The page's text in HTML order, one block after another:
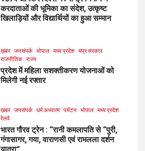
करदाताओं की भूमिका का संदेश, उत्कृष्ट
खिलाड़ियों और विद्यार्थियों का हुआ सम्मान
ख़बर जनसंपर्क भोपाल मध्य प्रदेश मप्र सरकार
राजनीतिक राज्य
प्रदेश में महिला सशक्तीकरण योजनाओं को
मिलेगी नई रफ्तार
ख़बर जनसंपर्क धर्म अध्यात्म पर्यटन भोपाल मध्य प्रदेश
रेलवे
भारत गौरव ट्रेन : “रानी कमलापति से “पुरी,
गंगासागर, गया, वाराणसी एवं रामलला दर्शन